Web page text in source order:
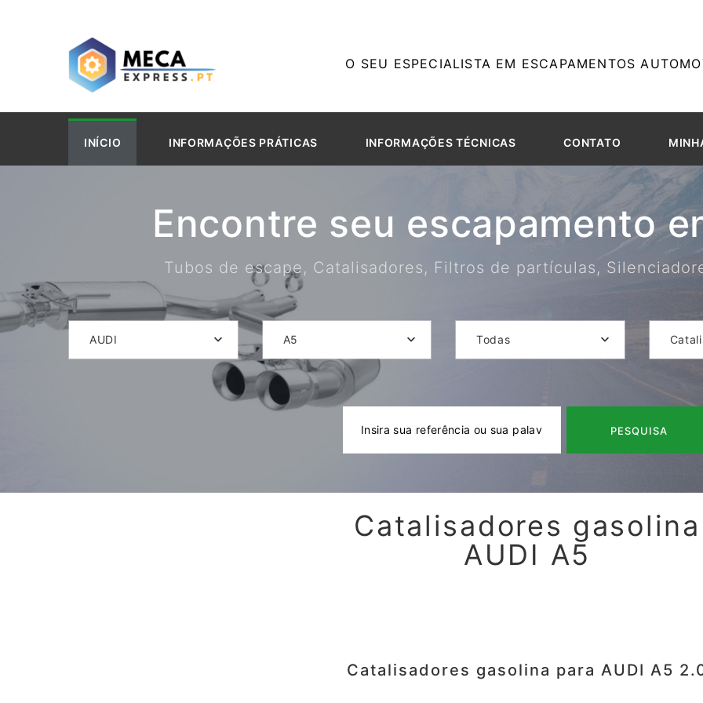
O SEU ESPECIALISTA EM ESCAPAMENTOS
INÍCIO INFORMAÇÕES PRÁTICAS INFORMAÇÕES TÉCNICAS CONTATO
Encontre seu escapamento
Tubos de escape, Catalisadores, Filtros de partículas,
AUDI A5 Todas
PESQUISA
Catalisadores gasolina
AUDI A5
Catalisadores gasolina para AUDI A5